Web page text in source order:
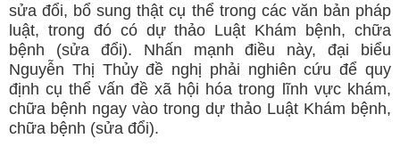
sửa đổi, bổ sung thật cụ thể trong các văn bản pháp
luật, trong đó có dự thảo Luật Khám bệnh, chữa
bệnh (sửa đổi). Nhấn mạnh điều này, đại biểu
Nguyễn Thị Thủy đề nghị phải nghiên cứu để quy
định cụ thể vấn đề xã hội hóa trong lĩnh vực khám,
chữa bệnh ngay vào trong dự thảo Luật Khám bệnh,
chữa bệnh (sửa đổi).